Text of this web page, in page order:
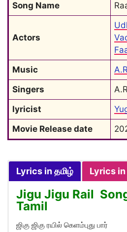
Song Name
Actors
Music
Singers
lyricist
Movie Release date
Lyrics in தமிழ் Lyrics
Jigu Jigu Rail
Tamil
ஜிகு ஜிகு ரயில் கெளம்புது பார்